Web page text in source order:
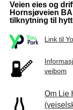
Veien eies og
Hornsjøveien
tilknytning til
Link til
veibom
Om Lie